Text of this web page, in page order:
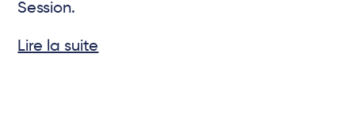
Session.
Lire la suite